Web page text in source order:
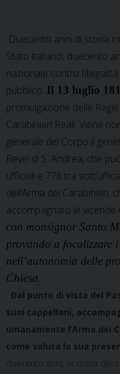
Duecento anni di storia
Stato italiano; duecento
nazionale contro
pubblico. Il 13 luglio
promulgazione delle
Carabinieri Reali. Viene
generale del Corpo il
Revel di S. Andrea, che
ufficiali e 776 tra
dell’Arma dei Carabinieri,
accompagnato le vicende
con monsignor Santo
provando a focalizzare
nell’autonomia delle
Chiesa.
Dal punto di vista del
suoi cappellani,
umanamente l’Arma dei
come valuta la sua
duecento anni, la storia dei